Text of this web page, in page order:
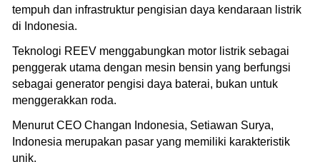
tempuh dan infrastruktur pengisian daya kendaraan listrik
di Indonesia.
Teknologi REEV menggabungkan motor listrik sebagai
penggerak utama dengan mesin bensin yang berfungsi
sebagai generator pengisi daya baterai, bukan untuk
menggerakkan roda.
Menurut CEO Changan Indonesia, Setiawan Surya,
Indonesia merupakan pasar yang memiliki karakteristik
unik.